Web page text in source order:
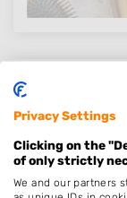
Privacy Settings
Clicking on the
of only strictly
We and our partners